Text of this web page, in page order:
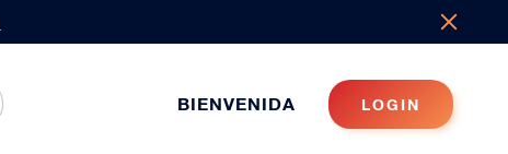
BIENVENIDA LOGIN